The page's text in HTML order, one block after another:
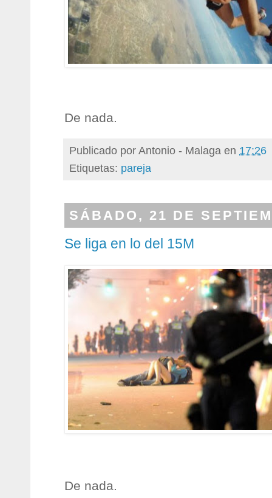
De nada.
Publicado porAntonio - Malaga en 17:26
Etiquetas: pareja
SÁBADO, 21 DE
Se liga en lo del 15M
De nada.